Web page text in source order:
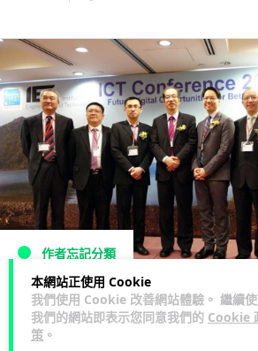
本網站正使用 Cookie
我們使用 Cookie 改善網站體驗。 繼續
我們的網站即表示您同意我們的 Cookie
策 。
作者忘記分類
預視未來 IT生活！ICT 科技研
12 年前